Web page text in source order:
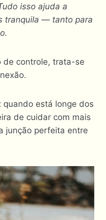
isso ajuda a
tranquila — tanto para
de controle, trata-se
quando está longe dos
de cuidar com mais
junção perfeita entre